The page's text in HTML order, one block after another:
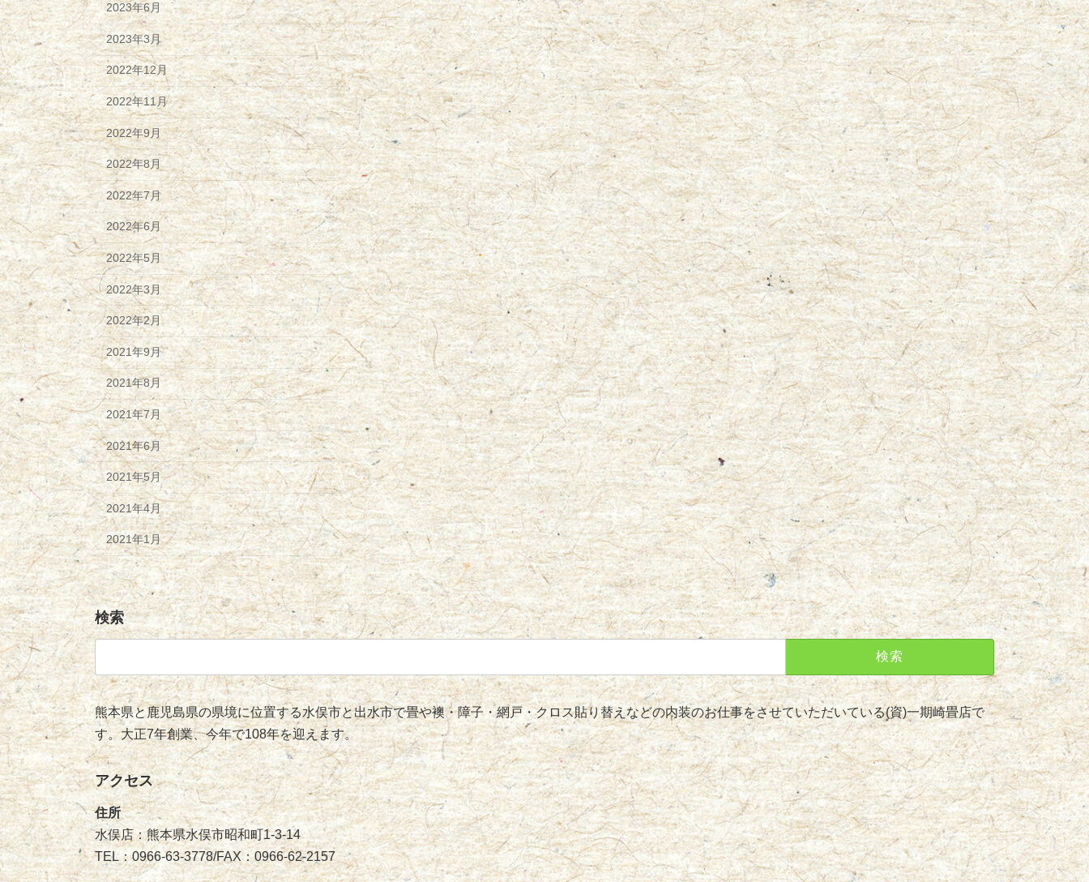
2023年6月
2023年3月
2022年12月
2022年11月
2022年9月
2022年8月
2022年7月
2022年6月
2022年5月
2022年3月
2022年2月
2021年9月
2021年8月
2021年7月
2021年6月
2021年5月
2021年4月
2021年1月
検索
熊本県と鹿児島県の県境に位置する水俣市と出水市で畳や襖・障子・網戸・クロス貼り替えなどの内装のお仕事をさせていただいている(資)一期崎畳店で
す。大正7年創業、今年で108年を迎えます。
アクセス
住所
水俣店：熊本県水俣市昭和町1-3-14
TEL：0966-63-3778/FAX：0966-62-2157